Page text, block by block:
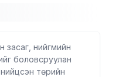
засаг, нийгмийн
боловсруулан
төрийн